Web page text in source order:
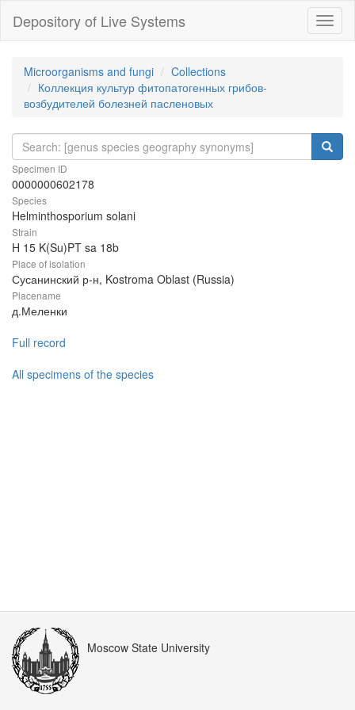
Depository of Live Systems
Microorganisms and fungi
Collections
Коллекция культур фитопатогенных грибов-
возбудителей болезней пасленовых
Specimen ID
0000000602178
Species
Helminthosporium solani
Strain
H 15 K(Su)PT sa 18b
Place of isolation
Сусанинский р-н, Kostroma Oblast (Russia)
Placename
д.Меленки
Full record
All specimens of the species
Moscow State University